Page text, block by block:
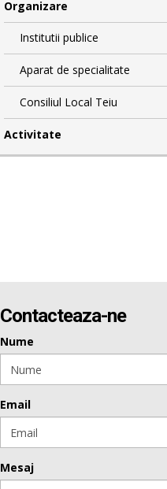
Organizare
Institutii publice
Aparat de specialitate
Consiliul Local Teiu
Activitate
Contacteaza-ne
Nume
Email
Mesaj